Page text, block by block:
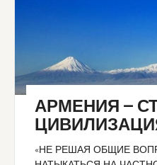
АРМЕНИЯ —
«НЕ РЕШАЯ ОБЩИЕ